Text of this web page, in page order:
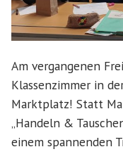
Am vergangenen
Klassenzimmer in
Marktplatz! Statt
„Handeln &
einem spannenden